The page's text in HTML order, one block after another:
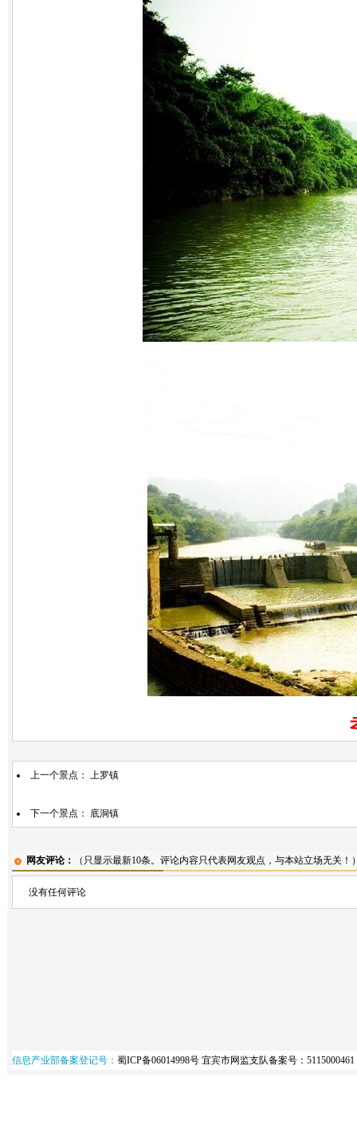
上一个景点： 上罗镇
下一个景点： 底洞镇
网友评论： （只显示最新10条。评论内容只代表网友观点，与本站立场无关！
没有任何评论
信息产业部备案登记号： 蜀ICP备06014998号 宜宾市网监支队备案号：